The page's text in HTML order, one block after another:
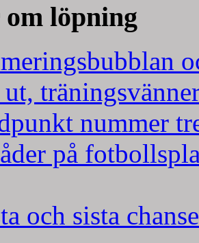
om löpning
nummer
på
och sista